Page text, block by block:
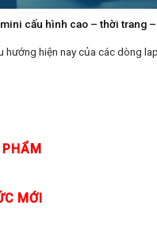
PHẨM
MỚI
cấu hình cao – thời trang
hiện nay của các dòng